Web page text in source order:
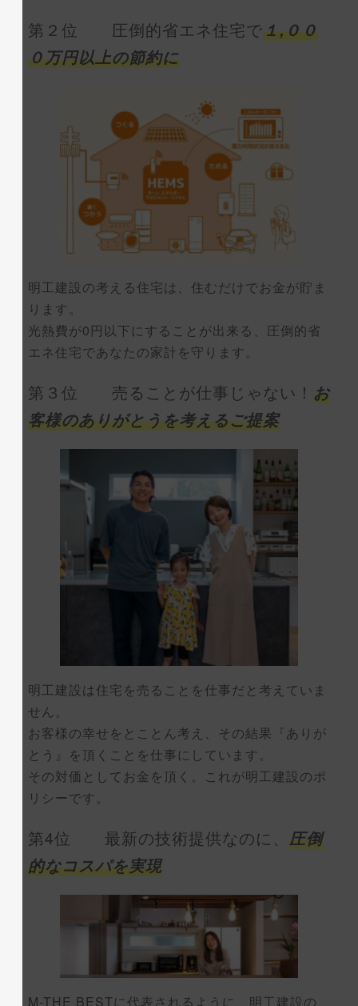
第２位 圧倒的省エネ住宅で１,００
０万円以上の節約に
明工建設の考える住宅は、住むだけでお金が貯ま
ります。
光熱費が0円以下にすることが出来る、圧倒的省
エネ住宅であなたの家計を守ります。
第３位 売ることが仕事じゃない！ お
客様のありがとうを考えるご提案
明工建設は住宅を売ることを仕事だと考えていま
せん。
お客様の幸せをとことん考え、その結果『ありが
とう』を頂くことを仕事にしています。
その対価としてお金を頂く。これが明工建設のポ
リシーです。
第4位 最新の技術提供なのに、 圧倒
的なコスパを実現
M-THE BESTに代表されるように、明工建設の